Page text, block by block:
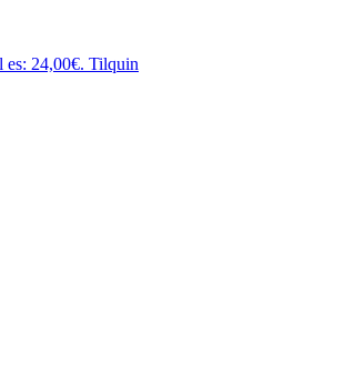
es: 24,00€. Tilquin